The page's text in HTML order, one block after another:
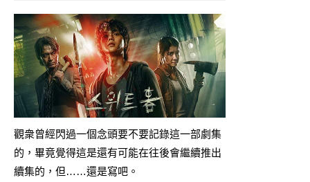
觀衆曾經閃過一個念頭要不要記錄這一部劇集
的，畢竟覺得這是還有可能在往後會繼續推出
續集的，但……還是寫吧。